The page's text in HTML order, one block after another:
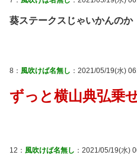
葵ステークスじゃいかんのか
8： 風吹けば名無し ：2021/05/19(水)
ずっと横山典弘乗
12： 風吹けば名無し ：2021/05/19(水)